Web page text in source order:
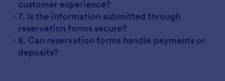
customer experience?
+7. Is the information submitted through
reservation forms secure?
+8. Can reservation forms handle payments or
deposits?